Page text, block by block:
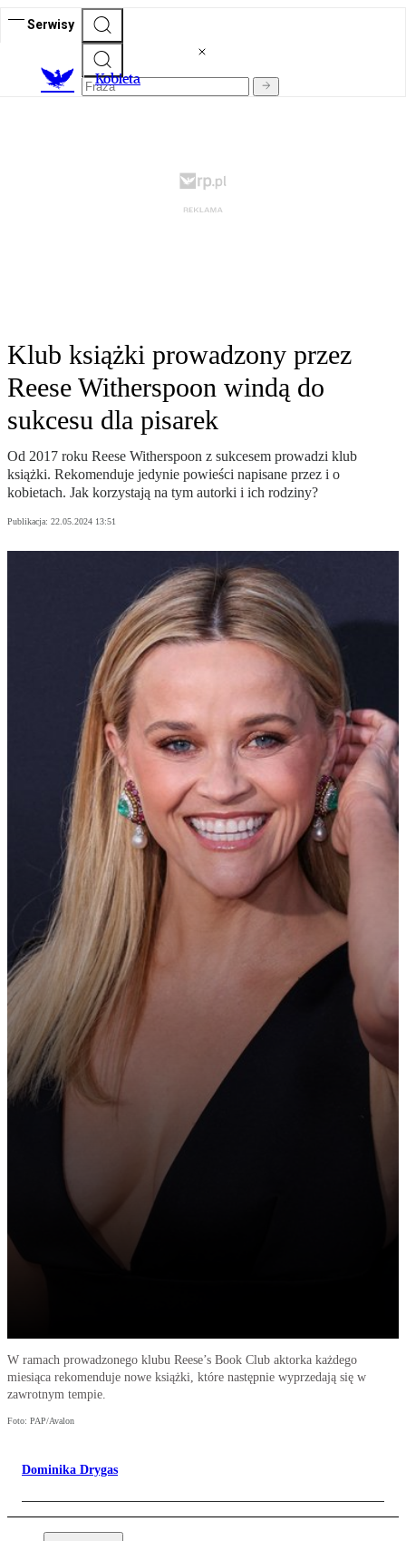
Serwisy
Kobieta
Klub książki prowadzony przez
Reese Witherspoon windą do
sukcesu dla pisarek
Od 2017 roku Reese Witherspoon z sukcesem prowadzi klub
książki. Rekomenduje jedynie powieści napisane przez i o
kobietach. Jak korzystają na tym autorki i ich rodziny?
Publikacja: 22.05.2024 13:51
W ramach prowadzonego klubu Reese’s Book Club aktorka każdego
miesiąca rekomenduje nowe książki, które następnie wyprzedają się w
zawrotnym tempie.
Foto: PAP/Avalon
Dominika Drygas